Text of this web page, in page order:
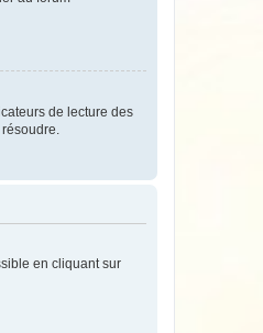
de lecture des
en cliquant sur